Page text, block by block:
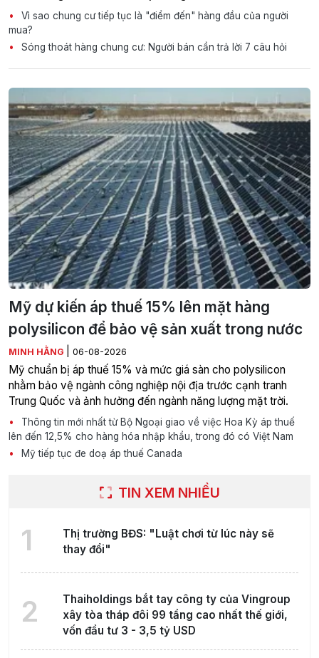
Vì sao chung cư tiếp tục là "điểm đến" hàng đầu của người
mua?
Sóng thoát hàng chung cư: Người bán cần trả lời 7 câu hỏi
Mỹ dự kiến áp thuế 15% lên mặt hàng
polysilicon để bảo vệ sản xuất trong nước
MINH HẰNG 06-08-2026
Mỹ chuẩn bị áp thuế 15% và mức giá sàn cho polysilicon
nhằm bảo vệ ngành công nghiệp nội địa trước cạnh tranh
Trung Quốc và ảnh hưởng đến ngành năng lượng mặt trời.
Thông tin mới nhất từ Bộ Ngoại giao về việc Hoa Kỳ áp thuế
lên đến 12,5% cho hàng hóa nhập khẩu, trong đó có Việt Nam
Mỹ tiếp tục đe doạ áp thuế Canada
TIN XEM NHIỀU
1
Thị trường BĐS: "Luật chơi từ lúc này sẽ
thay đổi"
2
Thaiholdings bắt tay công ty của Vingroup
xây tòa tháp đôi 99 tầng cao nhất thế giới,
vốn đầu tư 3 - 3,5 tỷ USD